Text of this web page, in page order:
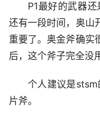
P1最好的武器
还有一段时间，奥山
重要了。奥金斧确实
后，这个斧子完全没
个人建议是
片斧。